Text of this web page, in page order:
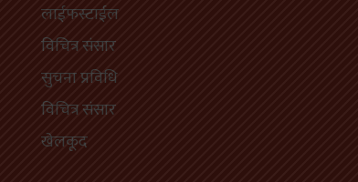
लाईफस्टाईल
विचित्र संसार
सुचना प्रविधि
विचित्र संसार
खेलकूद